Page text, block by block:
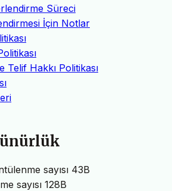
Süreci
İçin Notlar
Telif Hakkı Politikası
sayısı 43B
sayısı 128B